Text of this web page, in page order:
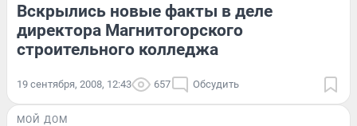
Вскрылись новые факты в деле
директора Магнитогорского
строительного колледжа
19 сентября, 2008, 12:43 657 Обсудить
МОЙ ДОМ